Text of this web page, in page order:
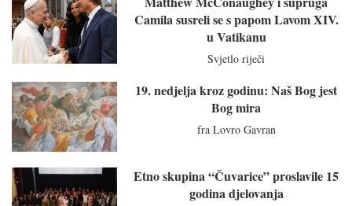
Camila susreli se s papom Lavom XIV.
u Vatikanu
Svjetlo riječi
19. nedjelja kroz godinu: Naš Bog jest
Bog mira
fra Lovro Gavran
Etno skupina “Čuvarice” proslavile 15
godina djelovanja